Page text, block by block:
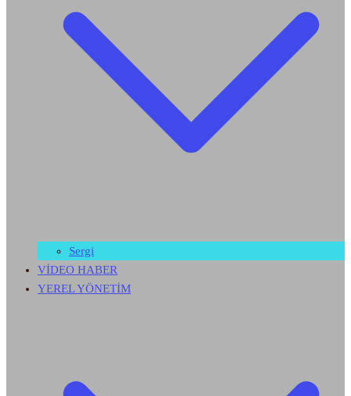
Sergi
VİDEO HABER
YEREL YÖNETİM